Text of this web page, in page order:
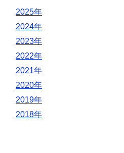
2025年
2024年
2023年
2022年
2021年
2020年
2019年
2018年